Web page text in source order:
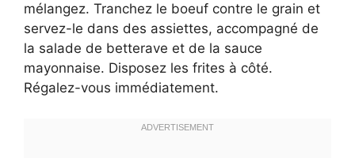
mélangez. Tranchez le boeuf contre le grain et
servez-le dans des assiettes, accompagné de
la salade de betterave et de la sauce
mayonnaise. Disposez les frites à côté.
Régalez-vous immédiatement.